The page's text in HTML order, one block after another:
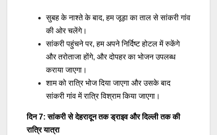
सुबह के नाश्ते के बाद, हम जूड़ा का ताल से सांकरी गांव
की ओर चलेंगे।
सांकरी पहुंचने पर, हम अपने निर्दिष्ट होटल में रुकेंगे
और तरोताजा होंगे, और दोपहर का भोजन उपलब्ध
कराया जाएगा।
शाम को रात्रि भोज दिया जाएगा और उसके बाद
सांकरी गांव में रात्रि विश्राम किया जाएगा।
दिन 7: सांकरी से देहरादून तक ड्राइव और दिल्ली तक की
रात्रि यात्रा